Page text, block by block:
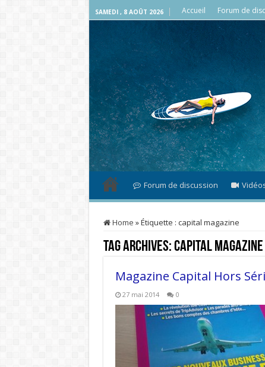
SAMEDI , 8 AOÛT 2026 Accueil Forum de
Forum de discussion
Home »Étiquette : capital magazine
Tag Archives:capital magazine
Magazine Capital Hors
27 mai 2014 0